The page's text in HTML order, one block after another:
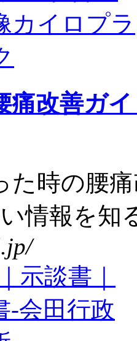
痛改善ガ
た時の腰
情報を知